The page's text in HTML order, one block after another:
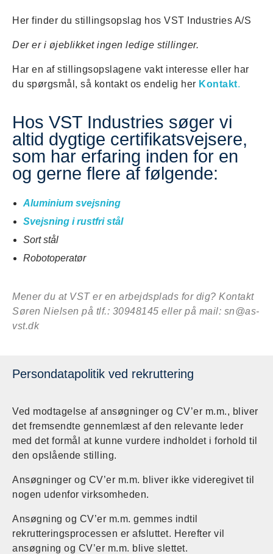
Her finder du stillingsopslag hos VST Industries A/S
Der er i øjeblikket ingen ledige stillinger.
Har en af stillingsopslagene vakt interesse eller har
du spørgsmål, så kontakt os endelig her Kontakt.
Hos VST Industries søger vi
altid dygtige certifikatsvejsere,
som har erfaring inden for en
og gerne flere af følgende:
Aluminium svejsning
Svejsning i rustfri stål
Sort stål
Robotoperatør
Mener du at VST er en arbejdsplads for dig? Kontakt
Søren Nielsen på tlf.: 30948145 eller på mail: sn@as-
vst.dk
Persondatapolitik ved rekruttering
Ved modtagelse af ansøgninger og CV’er m.m., bliver
det fremsendte gennemlæst af den relevante leder
med det formål at kunne vurdere indholdet i forhold til
den opslående stilling.
Ansøgninger og CV’er m.m. bliver ikke videregivet til
nogen udenfor virksomheden.
Ansøgning og CV’er m.m. gemmes indtil
rekrutteringsprocessen er afsluttet. Herefter vil
ansøgning og CV’er m.m. blive slettet.